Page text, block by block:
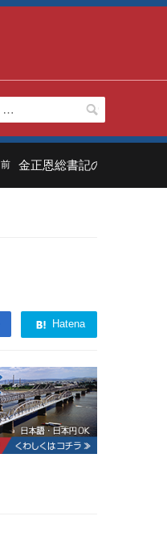
金正恩総書記の長男は「虚弱
Hatena